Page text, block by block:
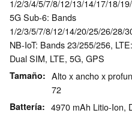
1/2/3/4/5/7/8/12/13/14/17/18/
5G Sub-6: Bands
1/2/3/5/7/8/12/14/20/25/26/28/
NB-IoT: Bands 23/255/256,
Dual SIM, LTE, 5G, GPS
Tamaño
Alto x ancho x
72
Battería
4970 mAh Litio-Ion,